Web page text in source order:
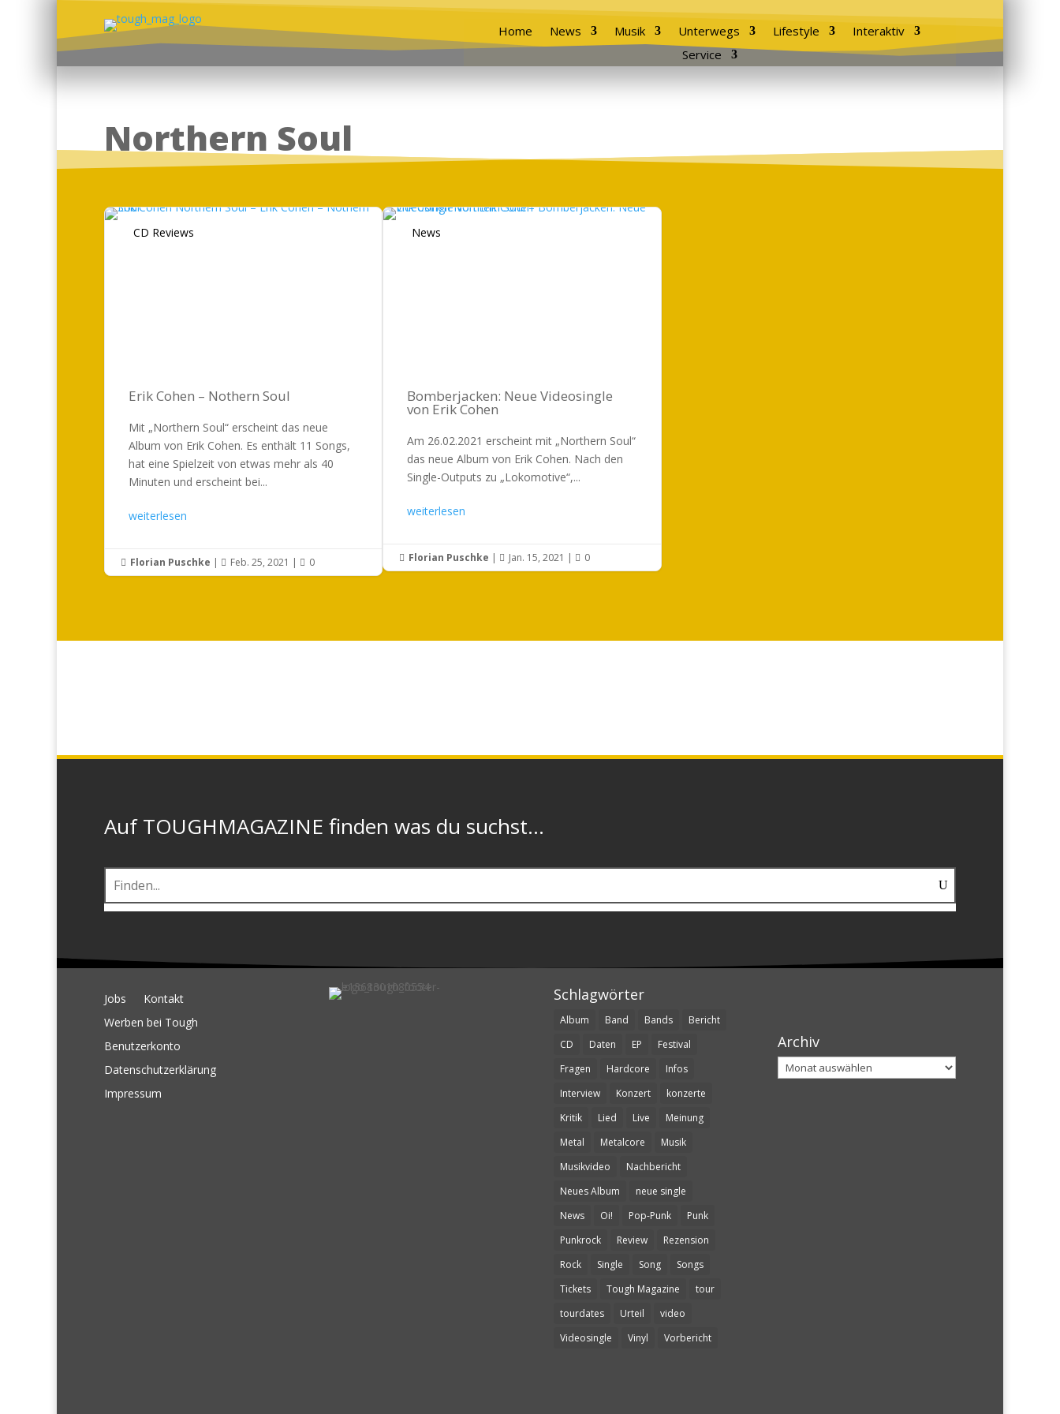
Home News Musik Unterwegs Lifestyle
Interaktiv
Service
Northern Soul
CD Reviews
Erik Cohen – Nothern Soul
Mit „Northern Soul“ erscheint das neue
Album von Erik Cohen. Es enthält 11 Songs,
hat eine Spielzeit von etwas mehr als 40
Minuten und erscheint bei...
weiterlesen
 Florian Puschke |  Feb. 25, 2021 |  0
News
Bomberjacken: Neue Videosingle
von Erik Cohen
Am 26.02.2021 erscheint mit „Northern Soul“
das neue Album von Erik Cohen. Nach den
Single-Outputs zu „Lokomotive“,...
weiterlesen
 Florian Puschke |  Jan. 15, 2021 |  0
Auf TOUGHMAGAZINE finden was du suchst...
Jobs
Kontakt
Werben bei Tough
Benutzerkonto
Datenschutzerklärung
Impressum
Schlagwörter
Album Band Bands
Bericht
CD
Daten EP
Festival
Fragen
Hardcore
Infos
Interview
Konzert
konzerte
Kritik
Lied Live
Meinung
Metal
Metalcore
Musik
Musikvideo
Nachbericht
Neues Album
neue single
News
Oi! Pop-Punk
Punk
Punkrock
Review
Rezension
Rock
Single Song
Songs
Tickets
Tough Magazine
tour
tourdates
Urteil
video
Videosingle
Vinyl Vorbericht
Archiv
Archiv